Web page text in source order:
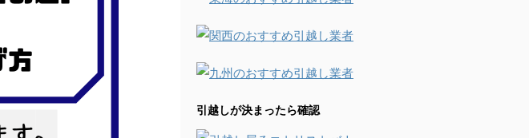
引越しが決まったら確認